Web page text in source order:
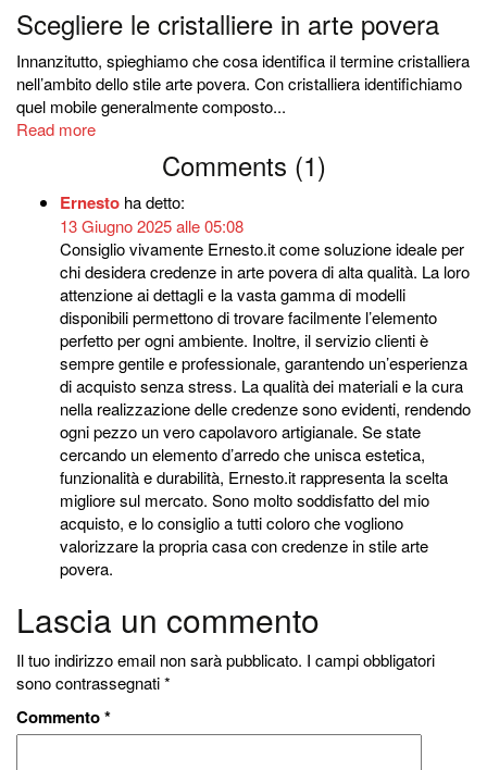
Scegliere le cristalliere in arte povera
Innanzitutto, spieghiamo che cosa identifica il termine cristalliera
nell’ambito dello stile arte povera. Con cristalliera identifichiamo
quel mobile generalmente composto...
Read more
Comments (1)
Ernesto ha detto:
13 Giugno 2025 alle 05:08
Consiglio vivamente Ernesto.it come soluzione ideale per
chi desidera credenze in arte povera di alta qualità. La loro
attenzione ai dettagli e la vasta gamma di modelli
disponibili permettono di trovare facilmente l’elemento
perfetto per ogni ambiente. Inoltre, il servizio clienti è
sempre gentile e professionale, garantendo un’esperienza
di acquisto senza stress. La qualità dei materiali e la cura
nella realizzazione delle credenze sono evidenti, rendendo
ogni pezzo un vero capolavoro artigianale. Se state
cercando un elemento d’arredo che unisca estetica,
funzionalità e durabilità, Ernesto.it rappresenta la scelta
migliore sul mercato. Sono molto soddisfatto del mio
acquisto, e lo consiglio a tutti coloro che vogliono
valorizzare la propria casa con credenze in stile arte
povera.
Lascia un commento
Il tuo indirizzo email non sarà pubblicato. I campi obbligatori
sono contrassegnati*
Commento*